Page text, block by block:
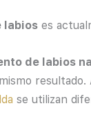
labioses
de labios
se utilizan